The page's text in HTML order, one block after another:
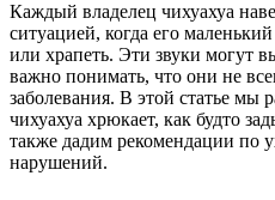
Каждый владелец чихуахуа
ситуацией, когда его
или храпеть. Эти звуки могут
важно понимать, что они не
заболевания. В этой статье
чихуахуа хрюкает, как будто
также дадим рекомендации по
нарушений.